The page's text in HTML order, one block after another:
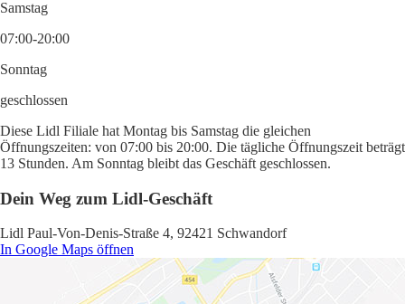
Samstag
07:00-20:00
Sonntag
geschlossen
Diese Lidl Filiale hat Montag bis Samstag die gleichen
Öffnungszeiten: von 07:00 bis 20:00. Die tägliche Öffnungszeit beträgt
13 Stunden. Am Sonntag bleibt das Geschäft geschlossen.
Dein Weg zum Lidl-Geschäft
Lidl Paul-Von-Denis-Straße 4, 92421 Schwandorf
In Google Maps öffnen